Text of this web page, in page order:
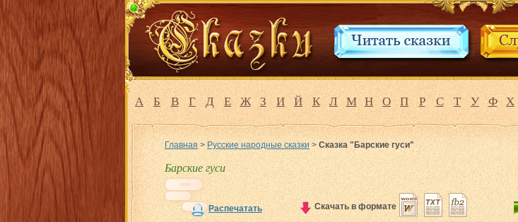
А Б В Г Д Е Ж З И Й К Л М Н О П Р С Т У Ф Х
Главная >Русские народные сказки> Сказка "Барские гуси"
Барские гуси
Распечатать Скачать в формате